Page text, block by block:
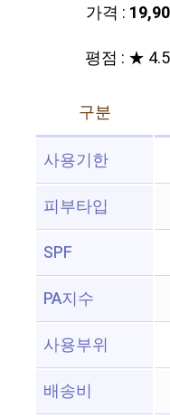
가격 :
평점 : ★
구분
사용기한
피부타입
SPF
PA지수
사용부위
배송비